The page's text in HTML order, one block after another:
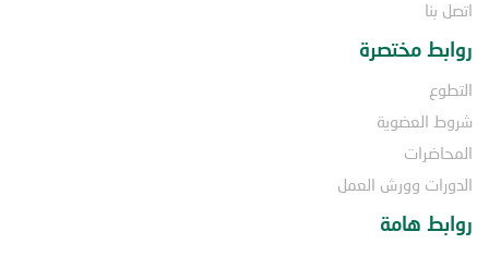
اتصل بنا
روابط مختصرة
التطوع
شروط العضوية
المحاضرات
الدورات وورش العمل
روابط هامة